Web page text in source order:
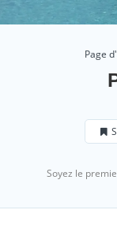
Page
Soyez le